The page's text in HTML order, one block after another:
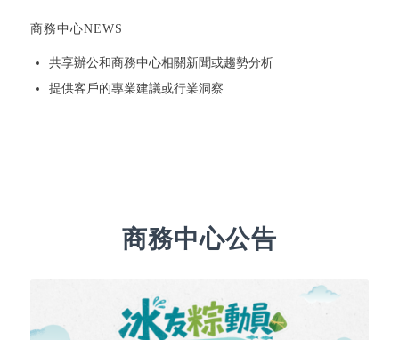
商務中心NEWS
共享辦公和商務中心相關新聞或趨勢分析
提供客戶的專業建議或行業洞察
商務中心公告